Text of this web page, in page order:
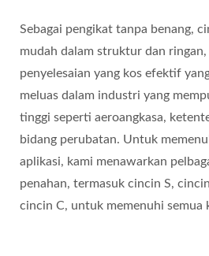
Sebagai pengikat tanpa benang,
mudah dalam struktur dan
penyelesaian yang kos efektif
meluas dalam industri yang
tinggi seperti aeroangkasa,
bidang perubatan. Untuk
aplikasi, kami menawarkan
penahan, termasuk cincin S,
cincin C, untuk memenuhi semua